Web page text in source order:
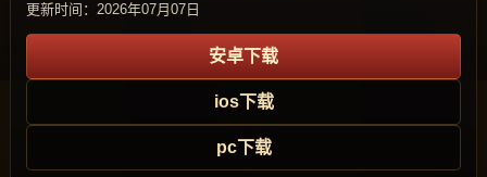
更新时间：2026年07月07日
安卓下载
ios下载
pc下载